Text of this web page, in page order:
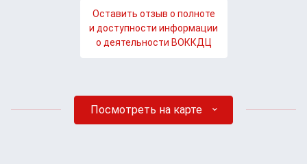
Оставить отзыв о полноте
и доступности информации
о деятельности ВОККДЦ
Посмотреть на карте